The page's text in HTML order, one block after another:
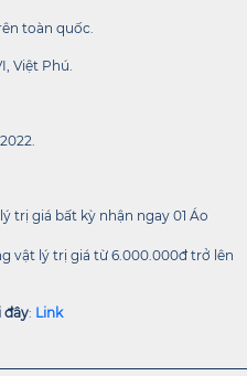
toàn quốc.
Việt Phú.
trị giá bất kỳ nhận ngay 01 Áo
vật lý trị giá từ 6.000.000đ trở lên
đây: Link